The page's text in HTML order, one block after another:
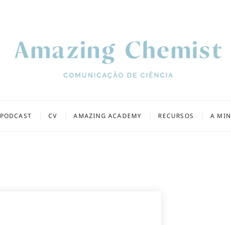
PODCAST CV AMAZING ACADEMY RECURSOS A